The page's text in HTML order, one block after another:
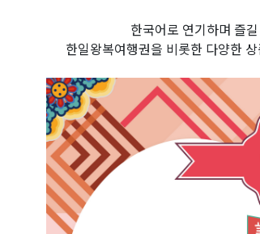
한국어로 연기하며 즐
한일왕복여행권을 비롯한 다양한